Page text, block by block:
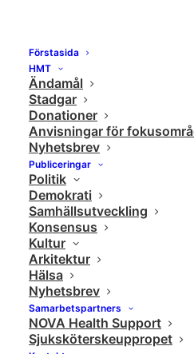
Förstasida
HMT
Ändamål
Stadgar
Donationer
Anvisningar för
Nyhetsbrev
Publiceringar
Politik
Demokrati
Samhällsutveckling
Konsensus
Kultur
Arkitektur
Hälsa
Nyhetsbrev
Samarbetspartners
NOVA Health Support
Sjuksköterskeuppropet
Arundhati Roy:
Arundhati Roy: Freedom,